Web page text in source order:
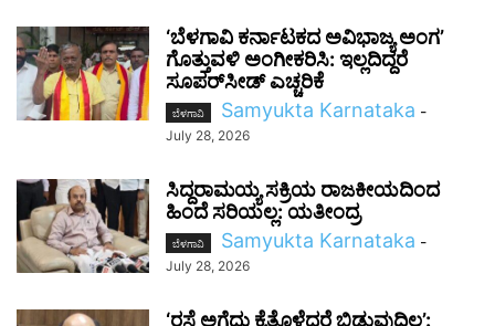
‘ಬೆಳಗಾವಿ ಕರ್ನಾಟಕದ ಅವಿಭಾಜ್ಯ ಅಂಗ’
ಗೊತ್ತುವಳಿ ಅಂಗೀಕರಿಸಿ: ಇಲ್ಲದಿದ್ದರೆ
ಸೂಪರ್‌ಸೀಡ್ ಎಚ್ಚರಿಕೆ
ಬೆಳಗಾವಿ Samyukta Karnataka -
July 28, 2026
ಸಿದ್ದರಾಮಯ್ಯ ಸಕ್ರಿಯ ರಾಜಕೀಯದಿಂದ
ಹಿಂದೆ ಸರಿಯಲ್ಲ: ಯತೀಂದ್ರ
ಬೆಳಗಾವಿ Samyukta Karnataka -
July 28, 2026
‘ರಸ್ತೆ ಅಗೆದು ಕೈತೊಳೆದರೆ ಬಿಡುವುದಿಲ್ಲ’: